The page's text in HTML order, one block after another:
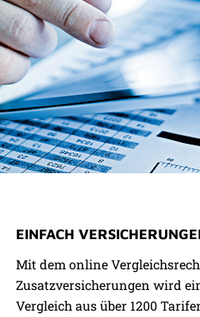
EINFACH
Mit dem online
Zusatzversicherungen wird
Vergleich aus über 1200